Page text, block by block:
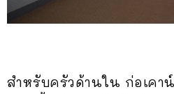
สำหรับครัวด้านใน ก่อเคา